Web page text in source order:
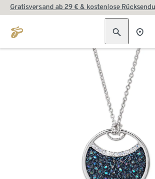
Gratisversand ab 29 € & kostenlose